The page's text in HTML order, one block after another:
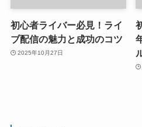
初心者ライバー必見！ライ
ブ配信の魅力と成功のコツ
2025年10月27日